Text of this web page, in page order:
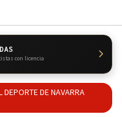
con licencia
DEPORTE DE NAVARRA